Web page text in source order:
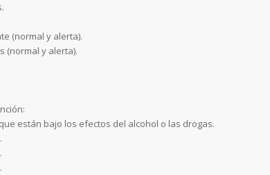
(normal y alerta).
(normal y alerta).
están bajo los efectos del alcohol o las drogas.